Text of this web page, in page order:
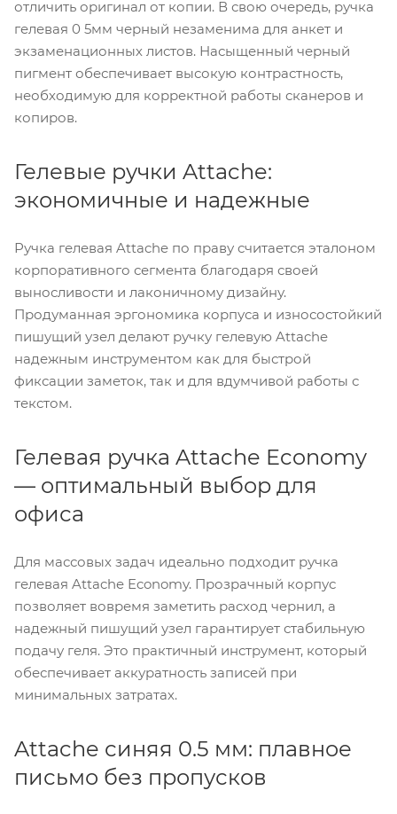
отличить оригинал от копии. В свою очередь, ручка
гелевая 0 5мм черный незаменима для анкет и
экзаменационных листов. Насыщенный черный
пигмент обеспечивает высокую контрастность,
необходимую для корректной работы сканеров и
копиров.
Гелевые ручки Attache:
экономичные и надежные
Ручка гелевая Attache по праву считается эталоном
корпоративного сегмента благодаря своей
выносливости и лаконичному дизайну.
Продуманная эргономика корпуса и износостойкий
пишущий узел делают ручку гелевую Attache
надежным инструментом как для быстрой
фиксации заметок, так и для вдумчивой работы с
текстом.
Гелевая ручка Attache Economy
— оптимальный выбор для
офиса
Для массовых задач идеально подходит ручка
гелевая Attache Economy. Прозрачный корпус
позволяет вовремя заметить расход чернил, а
надежный пишущий узел гарантирует стабильную
подачу геля. Это практичный инструмент, который
обеспечивает аккуратность записей при
минимальных затратах.
Attache синяя 0.5 мм: плавное
письмо без пропусков